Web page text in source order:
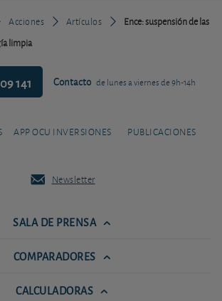
Acciones Artículos
Ence: suspensión de las
limpia
141 Contacto de lunes a viernes de 9h-14h
APP OCU INVERSIONES PUBLICACIONES
Newsletter
SALA DE PRENSA
COMPARADORES
CALCULADORAS